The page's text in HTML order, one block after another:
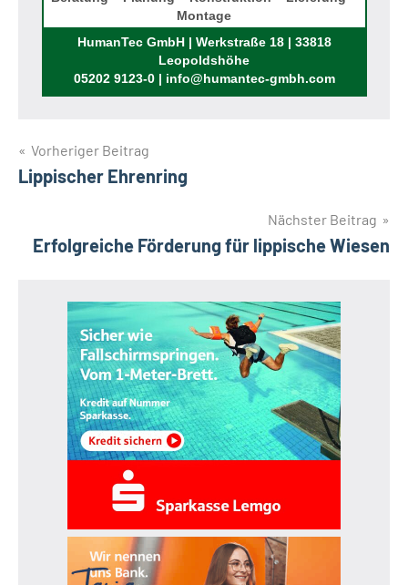
Montage
Rufen Sie uns an!
HumanTec GmbH | Werkstraße 18 | 33818
Leopoldshöhe
05202 9123-0 | info@humantec-gmbh.com
Beitragsnavigation
Vorheriger Beitrag
Lippischer Ehrenring
Nächster Beitrag
Erfolgreiche Förderung für lippische Wiesen